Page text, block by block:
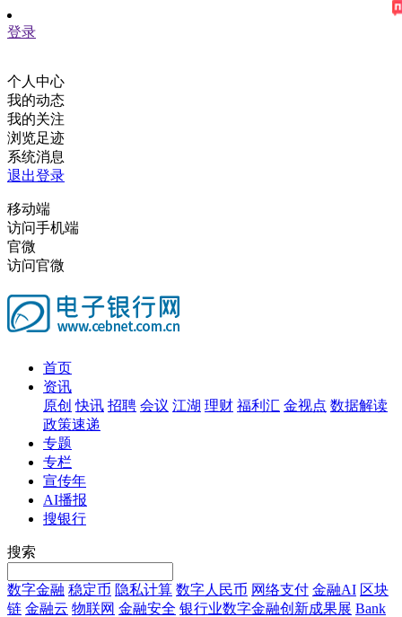
登录
个人中心
我的动态
我的关注
浏览足迹
系统消息
退出登录
移动端
访问手机端
官微
访问官微
首页
资讯
原创 快讯 招聘 会议 江湖 理财 福利汇 金视点 数据解读
政策速递
专题
专栏
宣传年
AI播报
搜银行
搜索
数字金融 稳定币 隐私计算 数字人民币 网络支付 金融AI 区块
链 金融云 物联网 金融安全 银行业数字金融创新成果展 Bank